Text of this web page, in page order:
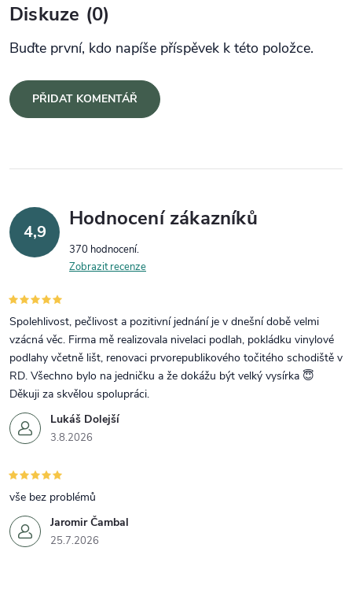
Diskuze (0)
Buďte první, kdo napíše příspěvek k této položce.
PŘIDAT KOMENTÁŘ
4,9
Hodnocení zákazníků
370 hodnocení
Zobrazit recenze
Lukáš Dolejší
3.8.2026
Spolehlivost, pečlivost a pozitivní jednání je v dnešní době velmi
vzácná věc. Firma mě realizovala nivelaci podlah, pokládku vinylové
podlahy včetně lišt, renovaci prvorepublikového točitého schodiště v
RD. Všechno bylo na jedničku a že dokážu být velký vysírka 😇
Děkuji za skvělou spolupráci.
Jaromir Čambal
25.7.2026
vše bez problémů